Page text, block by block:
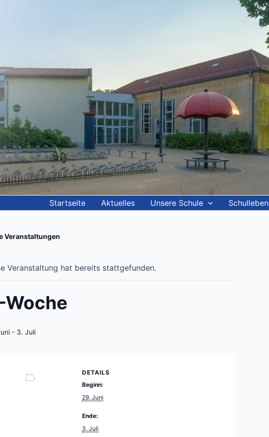
Startseite Aktuelles Unsere Schule Schulleben
Veranstaltungen
Veranstaltung hat bereits stattgefunden.
Woche
- 3. Juli
DETAILS
Beginn:
29. Juni
Ende:
3. Juli